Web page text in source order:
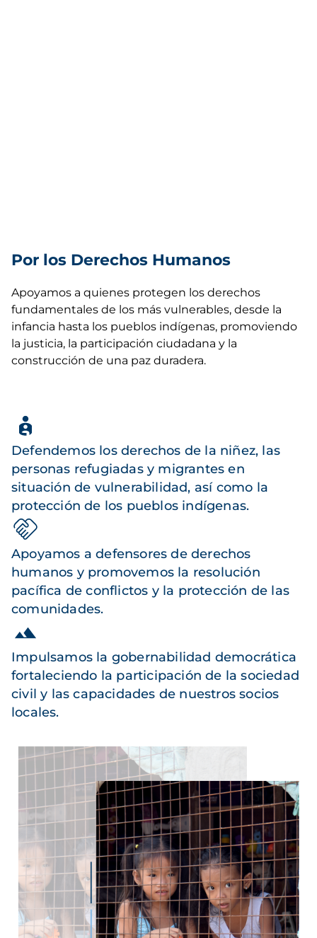
Por los Derechos Humanos
Apoyamos a quienes protegen los derechos
fundamentales de los más vulnerables, desde la
infancia hasta los pueblos indígenas, promoviendo
la justicia, la participación ciudadana y la
construcción de una paz duradera.
Defendemos los derechos de la niñez, las
personas refugiadas y migrantes en
situación de vulnerabilidad, así como la
protección de los pueblos indígenas.
Apoyamos a defensores de derechos
humanos y promovemos la resolución
pacífica de conflictos y la protección de las
comunidades.
Impulsamos la gobernabilidad democrática
fortaleciendo la participación de la sociedad
civil y las capacidades de nuestros socios
locales.